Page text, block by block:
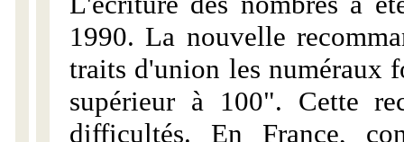
1990. La nouvelle
traits d'union les numéraux
supérieur à 100". Cette
difficultés. En France,